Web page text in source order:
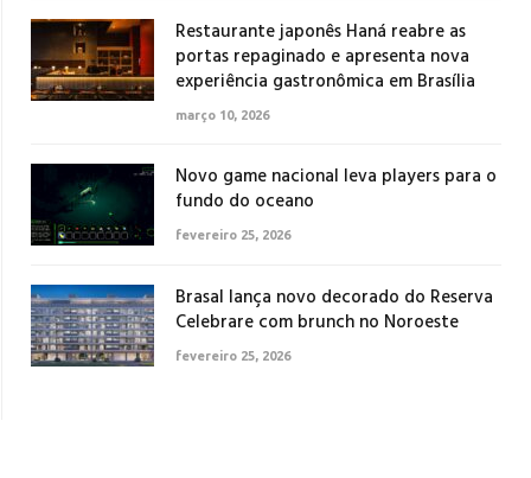
Restaurante japonês Haná reabre as
portas repaginado e apresenta nova
experiência gastronômica em Brasília
março 10, 2026
Novo game nacional leva players para o
fundo do oceano
fevereiro 25, 2026
Brasal lança novo decorado do Reserva
Celebrare com brunch no Noroeste
fevereiro 25, 2026